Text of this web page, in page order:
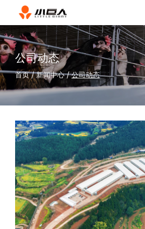
公司动态
首页 / 新闻中心 / 公司动态